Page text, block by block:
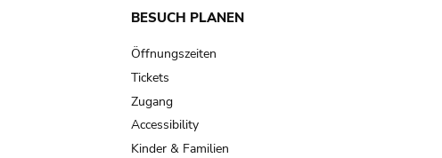
Main
navigation
BESUCH PLANEN
Öffnungszeiten
Tickets
Zugang
Accessibility
Kinder & Familien